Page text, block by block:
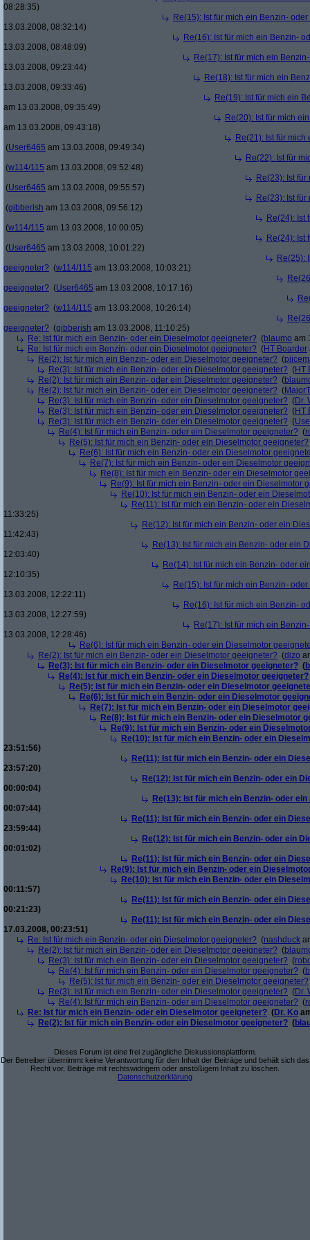
08:28:35)
Re(15): Ist für mich ein Benzin-
13.03.2008, 08:32:14)
Re(16): Ist für mich ein Benzin-
13.03.2008, 08:48:09)
Re(17): Ist für mich ein
13.03.2008, 09:23:44)
Re(18): Ist für mich ein
13.03.2008, 09:33:46)
Re(19): Ist für mich ein
am 13.03.2008, 09:35:49)
Re(20): Ist für mich
am 13.03.2008, 09:43:18)
Re(21): Ist für
(User6465 am 13.03.2008, 09:49:34)
Re(22): Ist für
(w114/115 am 13.03.2008, 09:52:48)
Re(23): Ist
(User6465 am 13.03.2008, 09:55:57)
Re(23): Ist
(gibberish am 13.03.2008, 09:56:12)
Re(24): Ist
(w114/115 am 13.03.2008, 10:00:05)
Re(24): Ist
(User6465 am 13.03.2008, 10:01:22)
Re(25):
geeigneter? (w114/115 am 13.03.2008, 10:03:21)
geeigneter? (User6465 am 13.03.2008, 10:17:16)
geeigneter? (w114/115 am 13.03.2008, 10:26:14)
geeigneter? (gibberish am 13.03.2008, 11:10:25)
Re: Ist für mich ein Benzin- oder ein Dieselmotor geeigneter? (blaumo am
Re: Ist für mich ein Benzin- oder ein Dieselmotor geeigneter? (HT Boarder
Re(2): Ist für mich ein Benzin- oder ein Dieselmotor geeigneter? (
Re(3): Ist für mich ein Benzin- oder ein Dieselmotor geeigneter? (HT
Re(2): Ist für mich ein Benzin- oder ein Dieselmotor geeigneter? (
Re(2): Ist für mich ein Benzin- oder ein Dieselmotor geeigneter? (
Re(3): Ist für mich ein Benzin- oder ein Dieselmotor geeigneter? (Dr.
Re(3): Ist für mich ein Benzin- oder ein Dieselmotor geeigneter? (HT
Re(3): Ist für mich ein Benzin- oder ein Dieselmotor geeigneter? (
Re(4): Ist für mich ein Benzin- oder ein Dieselmotor geeigneter? (
Re(5): Ist für mich ein Benzin- oder ein Dieselmotor geeigneter?
Re(6): Ist für mich ein Benzin- oder ein Dieselmotor
Re(7): Ist für mich ein Benzin- oder ein Dieselmotor
Re(8): Ist für mich ein Benzin- oder ein Dieselmotor
Re(9): Ist für mich ein Benzin- oder ein Dieselmotor
Re(10): Ist für mich ein Benzin- oder ein
Re(11): Ist für mich ein Benzin- oder ein
11:33:25)
Re(12): Ist für mich ein Benzin- oder ein
11:42:43)
Re(13): Ist für mich ein Benzin- oder ein
12:03:40)
Re(14): Ist für mich ein Benzin- oder
12:10:35)
Re(15): Ist für mich ein Benzin-
13.03.2008, 12:22:11)
Re(16): Ist für mich ein Benzin-
13.03.2008, 12:27:59)
Re(17): Ist für mich ein
13.03.2008, 12:28:46)
Re(6): Ist für mich ein Benzin- oder ein Dieselmotor
Re(2): Ist für mich ein Benzin- oder ein Dieselmotor geeigneter? (dizo
Re(3): Ist für mich ein Benzin- oder ein Dieselmotor geeigneter? (
Re(4): Ist für mich ein Benzin- oder ein Dieselmotor geeigneter?
Re(5): Ist für mich ein Benzin- oder ein Dieselmotor
Re(6): Ist für mich ein Benzin- oder ein Dieselmotor
Re(7): Ist für mich ein Benzin- oder ein Dieselmotor
Re(8): Ist für mich ein Benzin- oder ein Dieselmotor
Re(9): Ist für mich ein Benzin- oder ein
Re(10): Ist für mich ein Benzin- oder ein
23:51:56)
Re(11): Ist für mich ein Benzin- oder ein
23:57:20)
Re(12): Ist für mich ein Benzin- oder ein
00:00:04)
Re(13): Ist für mich ein Benzin- oder
00:07:44)
Re(11): Ist für mich ein Benzin- oder ein
23:59:44)
Re(12): Ist für mich ein Benzin- oder ein
00:01:02)
Re(11): Ist für mich ein Benzin- oder ein
Re(9): Ist für mich ein Benzin- oder ein
Re(10): Ist für mich ein Benzin- oder ein
00:11:57)
Re(11): Ist für mich ein Benzin- oder ein
00:21:23)
Re(11): Ist für mich ein Benzin- oder ein
17.03.2008, 00:23:51)
Re: Ist für mich ein Benzin- oder ein Dieselmotor geeigneter? (nashduck
Re(2): Ist für mich ein Benzin- oder ein Dieselmotor geeigneter? (
Re(3): Ist für mich ein Benzin- oder ein Dieselmotor geeigneter? (
Re(4): Ist für mich ein Benzin- oder ein Dieselmotor geeigneter? (
Re(5): Ist für mich ein Benzin- oder ein Dieselmotor geeigneter?
Re(3): Ist für mich ein Benzin- oder ein Dieselmotor geeigneter? (Dr.
Re(4): Ist für mich ein Benzin- oder ein Dieselmotor geeigneter? (
Re: Ist für mich ein Benzin- oder ein Dieselmotor geeigneter? (Dr. Ko
Re(2): Ist für mich ein Benzin- oder ein Dieselmotor geeigneter? (
Dieses Forum ist eine frei zugängliche Diskussionsplattform.
Der Betreiber übernimmt keine Verantwortung für den Inhalt der Beiträge und behält sich das
Recht vor, Beiträge mit rechtswidrigem oder anstößigem Inhalt zu löschen.
Datenschutzerklärung